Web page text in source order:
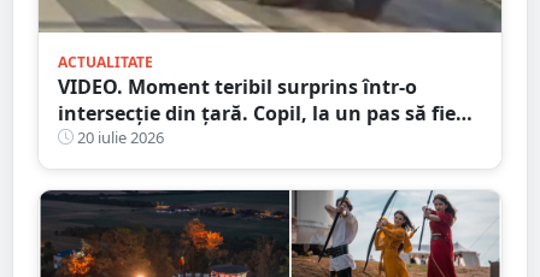
ACTUALITATE
VIDEO. Moment teribil surprins într-o
intersecție din țară. Copil, la un pas să fie
spulberat de mașină
20 iulie 2026